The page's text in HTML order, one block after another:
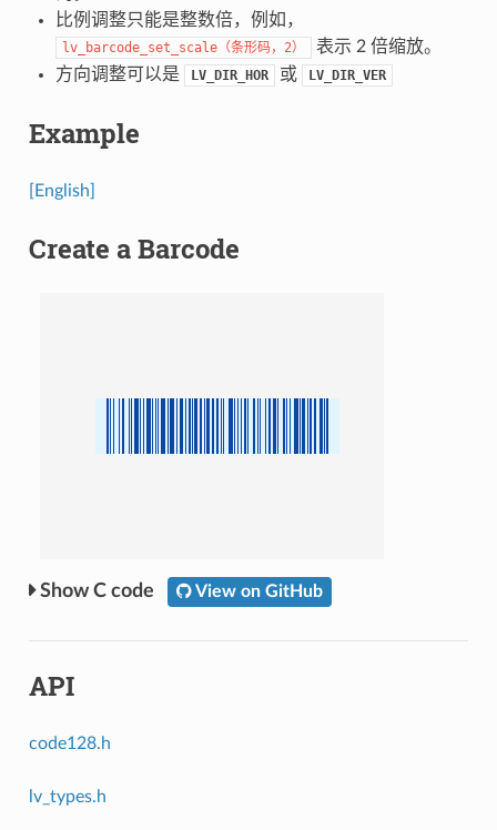
比例调整只能是整数倍，例如，
lv_barcode_set_scale（条形码，2）
表示 2 倍缩放。
方向调整可以是
LV_DIR_HOR 或 LV_DIR_VER
Example
[English]
Create a Barcode
C code View on GitHub
API
code128.h
lv_types.h